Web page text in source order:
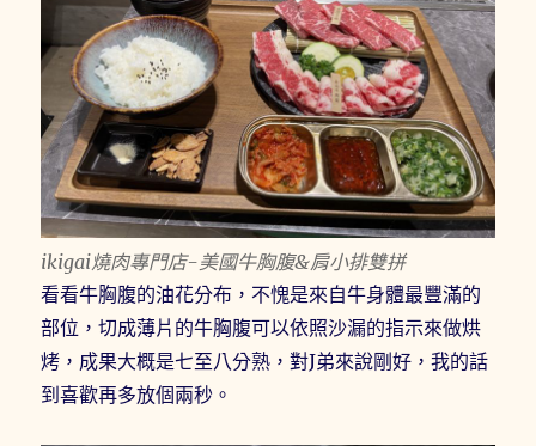
ikigai燒肉專門店-美國牛胸腹&肩小排雙拼
看看牛胸腹的油花分布，不愧是來自牛身體最豐滿的
部位，切成薄片的牛胸腹可以依照沙漏的指示來做烘
烤，成果大概是七至八分熟，對J弟來說剛好，我的話
到喜歡再多放個兩秒。